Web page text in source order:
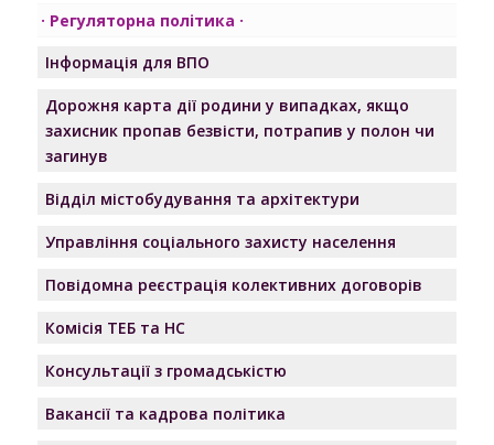
Регуляторна політика
Інформація для ВПО
Дорожня карта дії родини у випадках, якщо
захисник пропав безвісти, потрапив у полон чи
загинув
Відділ містобудування та архітектури
Управління соціального захисту населення
Повідомна реєстрація колективних договорів
Комісія ТЕБ та НС
Консультації з громадськістю
Вакансії та кадрова політика